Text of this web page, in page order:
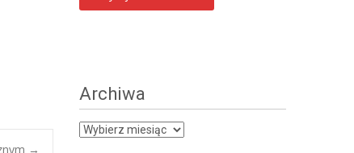
→
Archiwa
Archiwa